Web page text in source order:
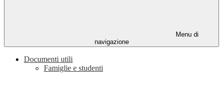
Menu di
navigazione
Documenti utili
Famiglie e studenti